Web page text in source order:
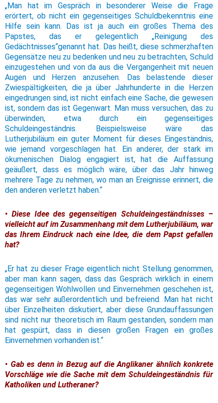
„Man hat im Gespräch in besonderer Weise die Frage
erörtert, ob nicht ein gegenseitiges Schuldbekenntnis eine
Hilfe sein kann. Das ist ja auch ein großes Thema des
Papstes, das er gelegentlich „Reinigung des
Gedächtnisses“genannt hat. Das heißt, diese schmerzhaften
Gegensätze neu zu bedenken und neu zu betrachten, Schuld
einzugestehen und von da aus die Vergangenheit mit neuen
Augen und Herzen anzusehen. Das belastende dieser
Zwiespältigkeiten, die ja über Jahrhunderte in die Herzen
eingedrungen sind, ist nicht einfach eine Sache, die gewesen
ist, sondern das ist Gegenwart. Man muss versuchen, das zu
überwinden, etwa durch ein gegenseitiges
Schuldeingeständnis. Beispielsweise wäre das
Lutherjubiläum ein guter Moment für dieses Eingeständnis,
wie jemand vorgeschlagen hat. Ein anderer, der stark im
ökumenischen Dialog engagiert ist, hat die Auffassung
geäußert, dass es möglich wäre, über das Jahr hinweg
mehrere Tage zu nehmen, wo man an Ereignisse erinnert, die
den anderen verletzt haben.“
• Diese Idee des gegenseitigen Schuldeingeständnisses –
vielleicht auf im Zusammenhang mit dem Lutherjubiläum, war
das Ihrem Eindruck nach eine Idee, die dem Papst gefallen
hat?
„Er hat zu dieser Frage eigentlich nicht Stellung genommen,
aber man kann sagen, dass das Gespräch wirklich in einem
gegenseitigen Wohlwollen und Einvernehmen geschehen ist,
das war sehr außerordentlich und befreiend. Man hat nicht
über Einzelheiten diskutiert, aber diese Grundauffassungen
sind nicht nur theoretisch im Raum gestanden, sondern man
hat gespürt, dass in diesen großen Fragen ein großes
Einvernehmen vorhanden ist.“
• Gab es denn in Bezug auf die Anglikaner ähnlich konkrete
Vorschläge wie die Sache mit dem Schuldeingeständnis für
Katholiken und Lutheraner?